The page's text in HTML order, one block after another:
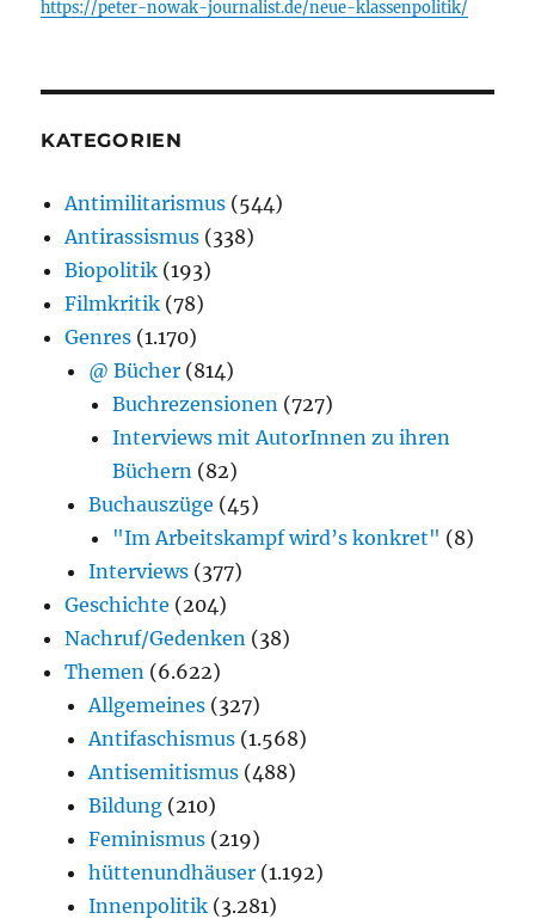
https://peter-nowak-journalist.de/neue-klassenpolitik/
KATEGORIEN
Antimilitarismus (544)
Antirassismus (338)
Biopolitik (193)
Filmkritik (78)
Genres (1.170)
@ Bücher (814)
Buchrezensionen (727)
Interviews mit AutorInnen zu ihren
Büchern (82)
Buchauszüge (45)
"Im Arbeitskampf wird’s konkret" (8)
Interviews (377)
Geschichte (204)
Nachruf/Gedenken (38)
Themen (6.622)
Allgemeines (327)
Antifaschismus (1.568)
Antisemitismus (488)
Bildung (210)
Feminismus (219)
hüttenundhäuser (1.192)
Innenpolitik (3.281)